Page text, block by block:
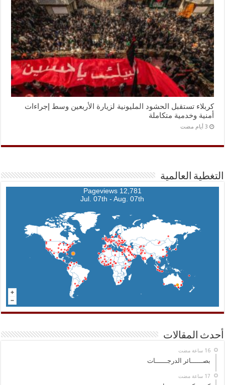
كربلاء تستقبل الحشود المليونية لزيارة الأربعين وسط إجراءات
أمنية وخدمية متكاملة
التغطية العالمية
12,781 Pageviews
Jul. 07th - Aug. 07th
أحدث المقالات
‏16 ساعة مضت
بصــــــائر الدرجــــــات